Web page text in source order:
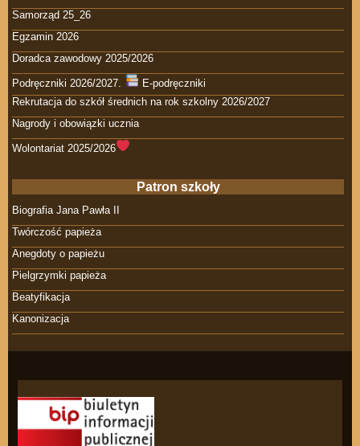
Samorząd 25_26
Egzamin 2026
Doradca zawodowy 2025/2026
Podręczniki 2026/2027.
E-podręczniki
Rekrutacja do szkół średnich na rok szkolny 2026/2027
Nagrody i obowiązki ucznia
Wolontariat 2025/2026
Patron szkoły
Biografia Jana Pawła II
Twórczość papieża
Anegdoty o papieżu
Pielgrzymki papieża
Beatyfikacja
Kanonizacja